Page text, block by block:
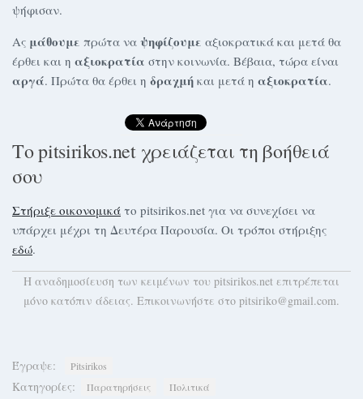
ψήφισαν.
Ας μάθουμε πρώτα να ψηφίζουμε αξιοκρατικά και μετά θα
έρθει και η αξιοκρατία στην κοινωνία. Βέβαια, τώρα είναι
αργά. Πρώτα θα έρθει η δραχμή και μετά η αξιοκρατία.
Το pitsirikos.net χρειάζεται τη βοήθειά
σου
Στήριξε οικονομικά το pitsirikos.net για να συνεχίσει να
υπάρχει μέχρι τη Δευτέρα Παρουσία. Οι τρόποι στήριξης
εδώ.
H αναδημοσίευση των κειμένων του pitsirikos.net επιτρέπεται
μόνο κατόπιν άδειας. Επικοινωνήστε στο pitsiriko@gmail.com.
Έγραψε: Pitsirikos
Κατηγορίες: Παρατηρήσεις Πολιτικά